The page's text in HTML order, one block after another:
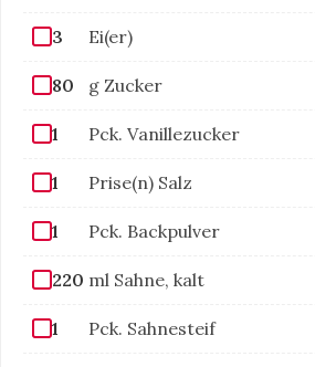
3 Ei(er)
80 g Zucker
1 Pck. Vanillezucker
1 Prise(n) Salz
1 Pck. Backpulver
220 ml Sahne, kalt
1 Pck. Sahnesteif